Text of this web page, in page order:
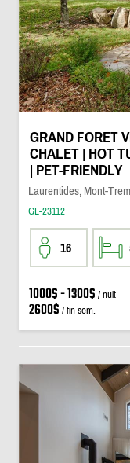
GRAND FORET
CHALET | HOT
| PET-FRIENDLY
Laurentides, Mont-
GL-23112
16
1000$ - 1300$ / nuit
2600$ / fin sem.